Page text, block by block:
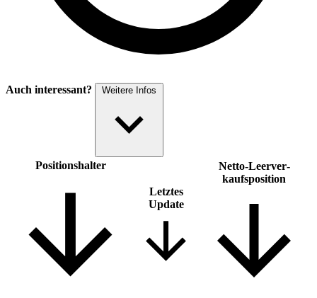
Auch interessant?
Positions­halter
Letztes
Update
Netto-Leer­ver­
kaufsposition